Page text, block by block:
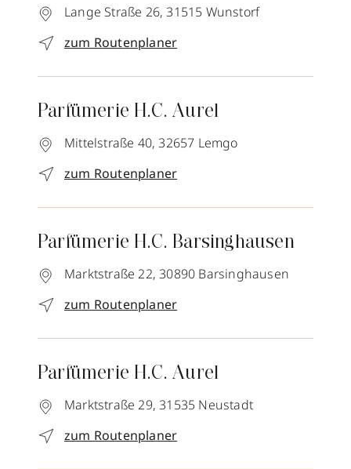
Lange Straße 26, 31515 Wunstorf
zum Routenplaner
Parfümerie H.C. Aurel
Mittelstraße 40, 32657 Lemgo
zum Routenplaner
Parfümerie H.C. Barsinghausen
Marktstraße 22, 30890 Barsinghausen
zum Routenplaner
Parfümerie H.C. Aurel
Marktstraße 29, 31535 Neustadt
zum Routenplaner